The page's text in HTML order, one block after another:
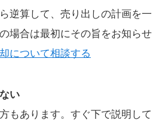
逆算して、売り出しの計画を一
場合は最初にその旨をお知らせ
について相談する
い
もあります。すぐ下で説明して